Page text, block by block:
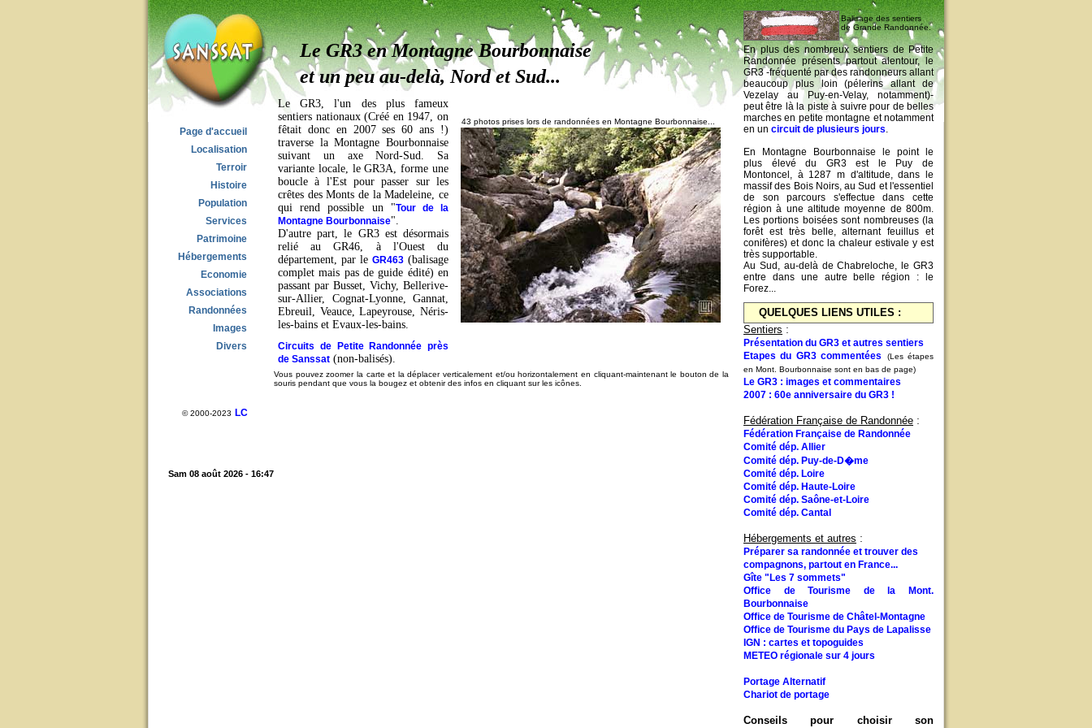
Page d'accueil
Localisation
Terroir
Histoire
Population
Services
Patrimoine
Hébergements
Economie
Associations
Randonnées
Images
Divers
© 2000-2023 LC
Sam 08 août 2026 - 16:47
Balisage des sentiers
de Grande Randonnée.
En plus des nombreux sentiers de Petite
Randonnée présents partout alentour, le
GR3 -fréquenté par des randonneurs allant
beaucoup plus loin (pélerins allant de
Vezelay au Puy-en-Velay, notamment)-
peut être là la piste à suivre pour de belles
marches en petite montagne et notamment
en un circuit de plusieurs jours.
En Montagne Bourbonnaise le point le
plus élevé du GR3 est le Puy de
Montoncel, à 1287 m d'altitude, dans le
massif des Bois Noirs, au Sud et l'essentiel
de son parcours s'effectue dans cette
région à une altitude moyenne de 800m.
Les portions boisées sont nombreuses (la
forêt est très belle, alternant feuillus et
conifères) et donc la chaleur estivale y est
très supportable.
Au Sud, au-delà de Chabreloche, le GR3
entre dans une autre belle région : le
Forez...
QUELQUES LIENS UTILES :
Sentiers :
Présentation du GR3 et autres sentiers
Etapes du GR3 commentées
(Les étapes
en Mont. Bourbonnaise sont en bas de page)
Le GR3 : images et commentaires
2007 : 60e anniversaire du GR3 !
Fédération Française de Randonnée :
Fédération Française de Randonnée
Comité dép. Allier
Comité dép. Puy-de-D�me
Comité dép. Loire
Comité dép. Haute-Loire
Comité dép. Saône-et-Loire
Comité dép. Cantal
Hébergements et autres :
Préparer sa randonnée et trouver des
compagnons, partout en France...
Gîte "Les 7 sommets"
Office de Tourisme de la Mont.
Bourbonnaise
Office de Tourisme de Châtel-Montagne
Office de Tourisme du Pays de Lapalisse
IGN : cartes et topoguides
METEO régionale sur 4 jours
Portage Alternatif
Chariot de portage
Conseils pour choisir son
Le GR3 en Montagne Bourbonnaise
et un peu au-delà, Nord et Sud...
Le GR3, l'un des plus fameux
sentiers nationaux (Créé en 1947, on
fêtait donc en 2007 ses 60 ans !)
traverse la Montagne Bourbonnaise
suivant un axe Nord-Sud. Sa
variante locale, le GR3A, forme une
boucle à l'Est pour passer sur les
crêtes des Monts de la Madeleine, ce
qui rend possible un "Tour de la
Montagne Bourbonnaise".
D'autre part, le GR3 est désormais
relié au GR46, à l'Ouest du
département, par le GR463 (balisage
complet mais pas de guide édité) en
passant par Busset, Vichy, Bellerive-
sur-Allier, Cognat-Lyonne, Gannat,
Ebreuil, Veauce, Lapeyrouse, Néris-
les-bains et Evaux-les-bains.
Circuits de Petite Randonnée près
de Sanssat (non-balisés).
43 photos prises lors de randonnées en Montagne Bourbonnaise...
Vous pouvez zoomer la carte et la déplacer verticalement et/ou horizontalement en cliquant-maintenant le bouton de la
souris pendant que vous la bougez et obtenir des infos en cliquant sur les icônes.